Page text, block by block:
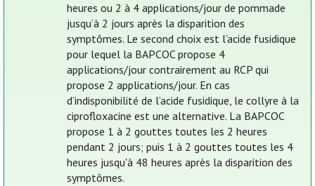
heures ou 2 à 4 applications/jour de pommade
jusqu’à 2 jours après la disparition des
symptômes. Le second choix est l’acide fusidique
pour lequel la BAPCOC propose 4
applications/jour contrairement au RCP qui
propose 2 applications/jour. En cas
d’indisponibilité de l’acide fusidique, le collyre à la
ciprofloxacine est une alternative. La BAPCOC
propose 1 à 2 gouttes toutes les 2 heures
pendant 2 jours; puis 1 à 2 gouttes toutes les 4
heures jusqu'à 48 heures après la disparition des
symptômes.